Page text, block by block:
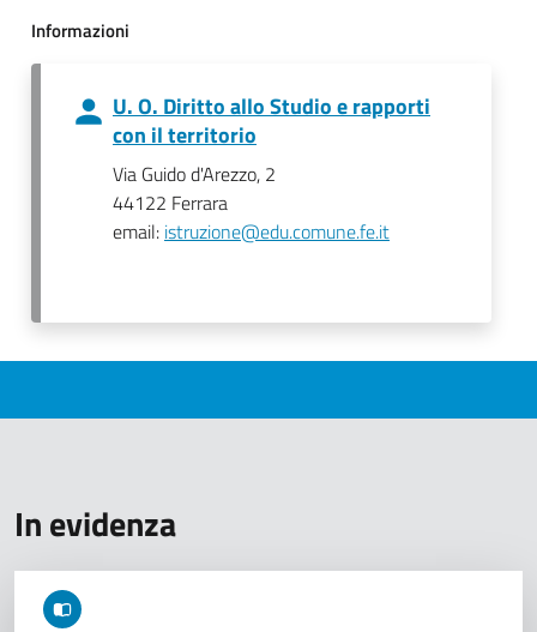
Informazioni
U. O. Diritto allo Studio e rapporti
con il territorio
Via Guido d'Arezzo, 2
44122 Ferrara
email: istruzione@edu.comune.fe.it
In evidenza